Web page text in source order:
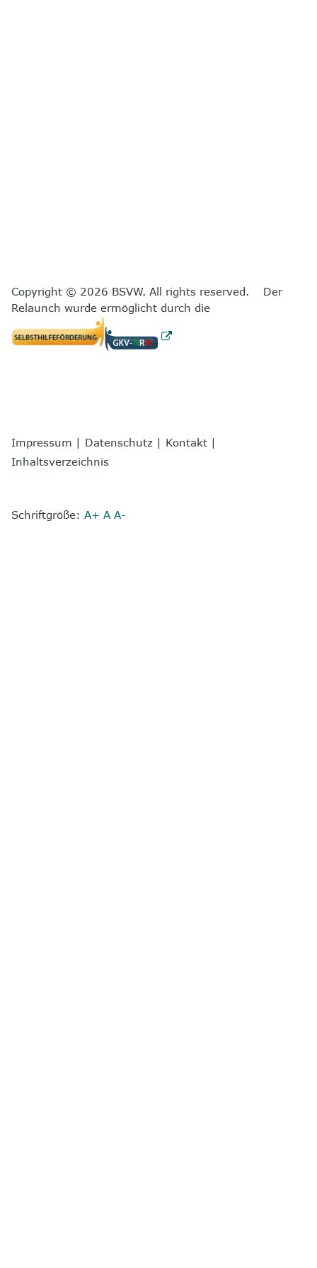
Copyright © 2026 BSVW. All rights reserved. Der
Relaunch wurde ermöglicht durch die
Impressum | Datenschutz | Kontakt |
Inhaltsverzeichnis
Schriftgröße: A+ A A-